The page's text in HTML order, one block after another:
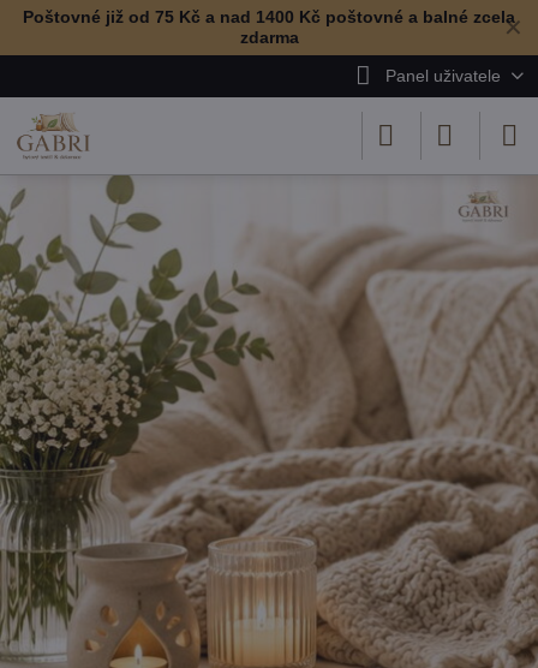
✕
Poštovné již od 75 Kč a nad 1400 Kč poštovné a balné zcela
zdarma
Panel uživatele